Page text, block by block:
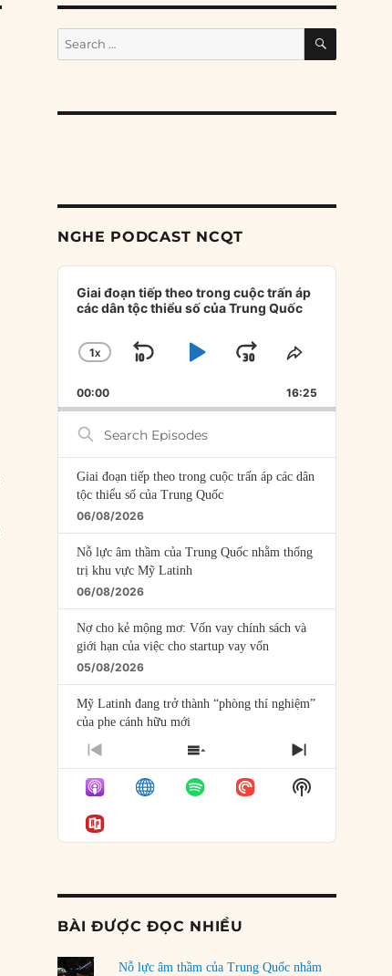
Search
for:
SEARCH
NGHE PODCAST NCQT
Audio
Player
Giai đoạn tiếp theo trong cuộc trấn áp
các dân tộc thiểu số của Trung Quốc
CHANGE
RATE
1X
SKIP
BACKWARD
PLAYJUMP
FORWARD
SHARE
EPISODE
00:00 16:25
Search
Episodes
Giai đoạn tiếp theo trong cuộc trấn áp các dân
tộc thiểu số của Trung Quốc
06/08/2026
Nỗ lực âm thầm của Trung Quốc nhằm thống
trị khu vực Mỹ Latinh
06/08/2026
Nợ cho kẻ mộng mơ: Vốn vay chính sách và
giới hạn của việc cho startup vay vốn
05/08/2026
Mỹ Latinh đang trở thành “phòng thí nghiệm”
của phe cánh hữu mới
04/08/2026
Tại sao Trung Quốc phủ nhận cuộc gặp với
Ngoại trưởng Nhật Bản?
04/08/2026
03/08/2026
Đặt cược vào thất bại: Các quỹ đầu tư mạo
rủi ro
PREVIOUS
EPISODE
SHOW
EPISODES
LIST
NEXT
EPISODE
Show
Podcast
BÀI ĐƯỢC ĐỌC NHIỀU
Nỗ lực âm thầm của Trung Quốc nhằm